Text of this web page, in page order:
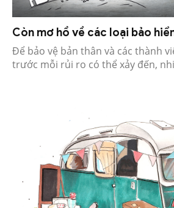
Còn mơ hồ về các loại bảo
Để bảo vệ bản thân và các thành
trước mỗi rủi ro có thể xảy đến,